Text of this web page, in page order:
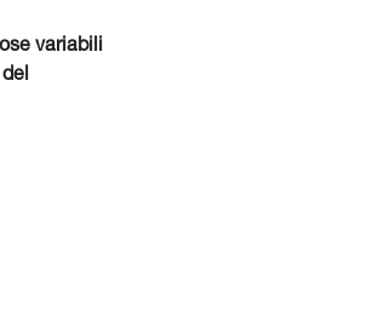
variabili